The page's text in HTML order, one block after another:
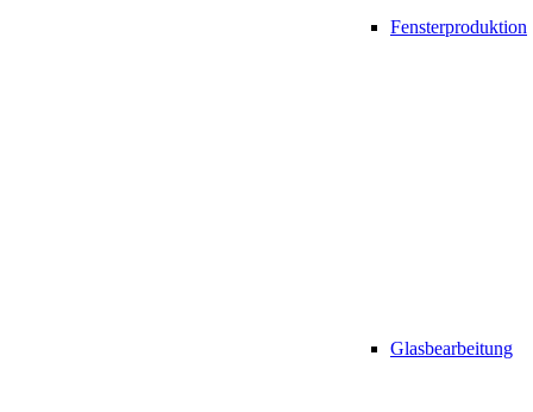
Fensterproduktion
Glasbearbeitung